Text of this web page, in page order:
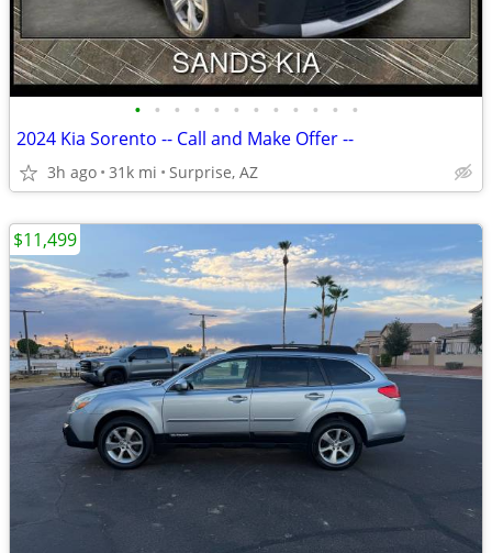
• • • • • • • • • • • •
2024 Kia Sorento -- Call and Make Offer --
3h ago 31k mi Surprise, AZ
$11,499